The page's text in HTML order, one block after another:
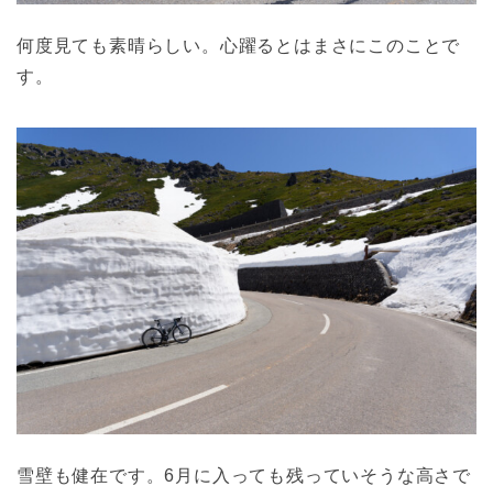
何度見ても素晴らしい。心躍るとはまさにこのことで
す。
雪壁も健在です。6月に入っても残っていそうな高さで